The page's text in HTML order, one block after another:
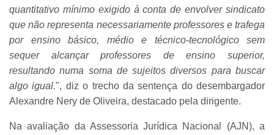
quantitativo mínimo exigido à conta de envolver sindicato
que não representa necessariamente professores e trafega
por ensino básico, médio e técnico-tecnológico sem
sequer alcançar professores de ensino superior,
resultando numa soma de sujeitos diversos para buscar
algo igual.", diz o trecho da sentença do desembargador
Alexandre Nery de Oliveira, destacado pela dirigente.
Na avaliação da Assessoria Jurídica Nacional (AJN), a